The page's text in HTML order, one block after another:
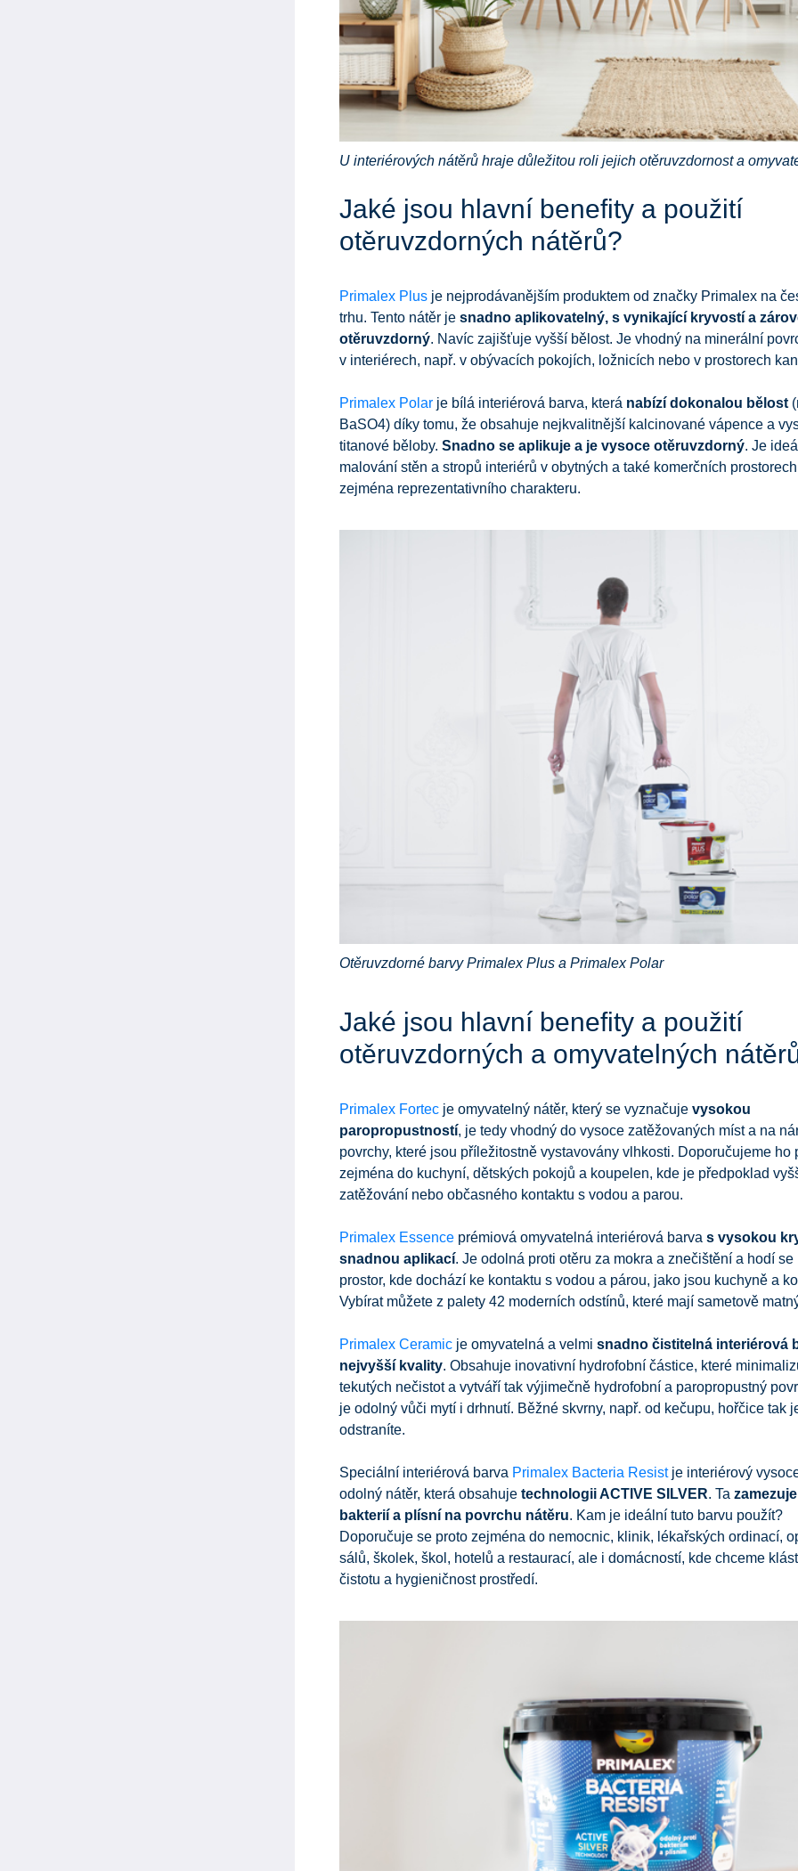
U interiérových nátěrů hraje důležitou roli jejich otěruvzdornost a
Jaké jsou hlavní benefity a použití
otěruvzdorných nátěrů?
Primalex Plus je nejprodávanějším produktem od značky Primalex na
trhu. Tento nátěr je snadno aplikovatelný, s vynikající kryvostí a
otěruvzdorný. Navíc zajišťuje vyšší bělost. Je vhodný na minerální
v interiérech, např. v obývacích pokojích, ložnicích nebo v prostorech
Primalex Polar je bílá interiérová barva, která nabízí dokonalou bělost
BaSO4) díky tomu, že obsahuje nejkvalitnější kalcinované vápence a
titanové běloby. Snadno se aplikuje a je vysoce otěruvzdorný. Je
malování stěn a stropů interiérů v obytných a také komerčních
zejména reprezentativního charakteru.
Otěruvzdorné barvy Primalex Plus a Primalex Polar
Jaké jsou hlavní benefity a použití
otěruvzdorných a omyvatelných
Primalex Fortec je omyvatelný nátěr, který se vyznačuje vysokou
paropropustností, je tedy vhodný do vysoce zatěžovaných míst a na
povrchy, které jsou příležitostně vystavovány vlhkosti. Doporučujeme ho
zejména do kuchyní, dětských pokojů a koupelen, kde je předpoklad
zatěžování nebo občasného kontaktu s vodou a parou.
Primalex Essence prémiová omyvatelná interiérová barva s vysokou
snadnou aplikací. Je odolná proti otěru za mokra a znečištění a hodí se
prostor, kde dochází ke kontaktu s vodou a párou, jako jsou kuchyně a
Vybírat můžete z palety 42 moderních odstínů, které mají sametově
Primalex Ceramic je omyvatelná a velmi snadno čistitelná interiérová
nejvyšší kvality. Obsahuje inovativní hydrofobní částice, které
tekutých nečistot a vytváří tak výjimečně hydrofobní a paropropustný
je odolný vůči mytí i drhnutí. Běžné skvrny, např. od kečupu, hořčice tak
odstraníte.
Speciální interiérová barva Primalex Bacteria Resistje interiérový
odolný nátěr, která obsahuje technologii ACTIVE SILVER. Ta
bakterií a plísní na povrchu nátěru. Kam je ideální tuto barvu použít?
Doporučuje se proto zejména do nemocnic, klinik, lékařských ordinací,
sálů, školek, škol, hotelů a restaurací, ale i domácností, kde chceme
čistotu a hygieničnost prostředí.